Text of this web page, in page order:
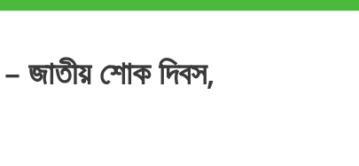
জাতীয় শোক দিবস,